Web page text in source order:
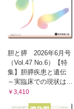
胆と膵 2026年6月号
（Vol.47 No.6）【特
集】胆膵疾患と遺伝
～実臨床での現状は...
￥3,410